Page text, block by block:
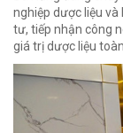
nghiệp dược liệu
tư, tiếp nhận công
giá trị dược liệu